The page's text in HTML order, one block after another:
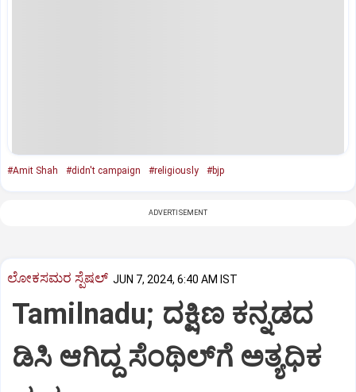
#Amit Shah #didn't campaign #religiously #bjp
ADVERTISEMENT
ಲೋಕಸಮರ ಸ್ಪೆಷಲ್‌ JUN 7, 2024, 6:40 AM IST
Tamilnadu; ದಕ್ಷಿಣ ಕನ್ನಡದ
ಡಿಸಿ ಆಗಿದ್ದ ಸೆಂಥಿಲ್‌ಗೆ ಅತ್ಯಧಿಕ